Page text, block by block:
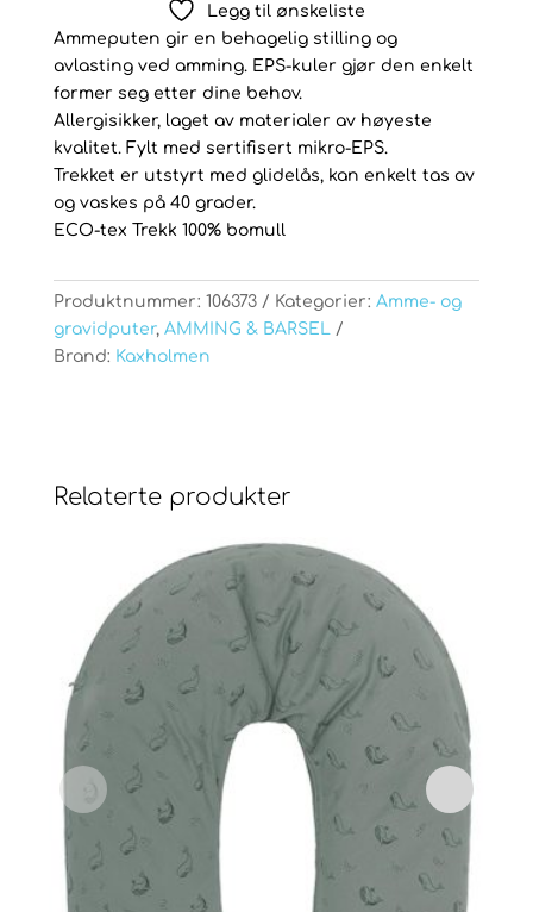
Legg til ønskeliste
Ammeputen gir en behagelig stilling og
avlasting ved amming. EPS-kuler gjør den enkelt
former seg etter dine behov.
Allergisikker, laget av materialer av høyeste
kvalitet. Fylt med sertifisert mikro-EPS.
Trekket er utstyrt med glidelås, kan enkelt tas av
og vaskes på 40 grader.
ECO-tex Trekk 100% bomull
Produktnummer: 106373 Kategorier: Amme- og
gravidputer, AMMING & BARSEL
Brand: Kaxholmen
Relaterte produkter